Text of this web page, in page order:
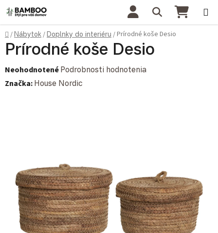
Prejsť na obsah Hľadať
Domov
/Nábytok /Doplnky do interiéru /Prírodné koše Desio
Prírodné koše Desio
Priemerné hodnotenie produktu je 0,0 z 5 hviezdičiek.
Neohodnotené Podrobnosti hodnotenia
Značka: House Nordic